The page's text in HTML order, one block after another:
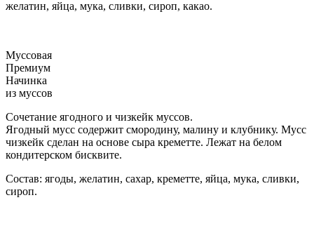
желатин, яйца, мука, сливки, сироп, какао.
Муссовая
Премиум
Начинка
из муссов
Сочетание ягодного и чизкейк муссов.
Ягодный мусс содержит смородину, малину и клубнику. Мусс
чизкейк сделан на основе сыра креметте. Лежат на белом
кондитерском бисквите.
Состав: ягоды, желатин, сахар, креметте, яйца, мука, сливки,
сироп.